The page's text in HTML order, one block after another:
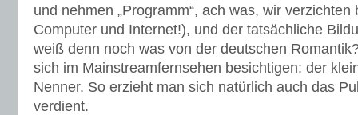
und nehmen „Programm“, ach was, wir verzichten
Computer und Internet!), und der tatsächliche
weiß denn noch was von der deutschen
sich im Mainstreamfernsehen besichtigen: der
Nenner. So erzieht man sich natürlich auch das
verdient.